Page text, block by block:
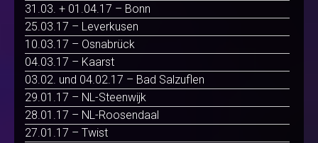
31.03. + 01.04.17 – Bonn
25.03.17 – Leverkusen
10.03.17 – Osnabrück
04.03.17 – Kaarst
03.02. und 04.02.17 – Bad Salzuflen
29.01.17 – NL-Steenwijk
28.01.17 – NL-Roosendaal
27.01.17 – Twist